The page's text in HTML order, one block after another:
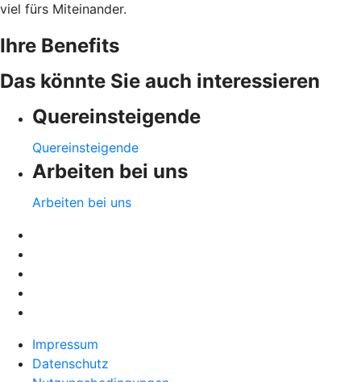
viel fürs Miteinander.
Ihre Benefits
Das könnte Sie auch interessieren
Quereinsteigende
Quereinsteigende
Arbeiten bei uns
Arbeiten bei uns
Impressum
Datenschutz